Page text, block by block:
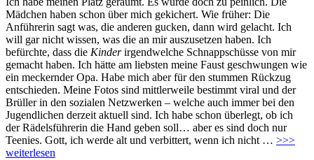
Mädchen haben schon über mich gekichert. Wie früher: Die
Anführerin sagt was, die anderen gucken, dann wird gelacht. Ich
will gar nicht wissen, was die an mir auszusetzen haben. Ich
befürchte, dass die Kinderirgendwelche Schnappschüsse von mir
gemacht haben. Ich hätte am liebsten meine Faust geschwungen wie
ein meckernder Opa. Habe mich aber für den stummen Rückzug
entschieden. Meine Fotos sind mittlerweile bestimmt viral und der
Brüller in den sozialen Netzwerken – welche auch immer bei den
Jugendlichen derzeit aktuell sind. Ich habe schon überlegt, ob ich
der Rädelsführerin die Hand geben soll… aber es sind doch nur
Teenies. Gott, ich werde alt und verbittert, wenn ich nicht … >>>
weiterlesen